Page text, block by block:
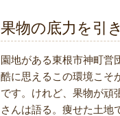
果物の底力を引
園地がある東根市神町営
酷に思えるこの環境こそ
です。けれど、果物が頑
さんは語る。痩せた土地